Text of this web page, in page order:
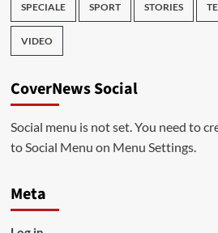
SPECIALE SPORT STORIES
VIDEO
CoverNews Social
Social menu is not set. You need to
to Social Menu on Menu Settings.
Meta